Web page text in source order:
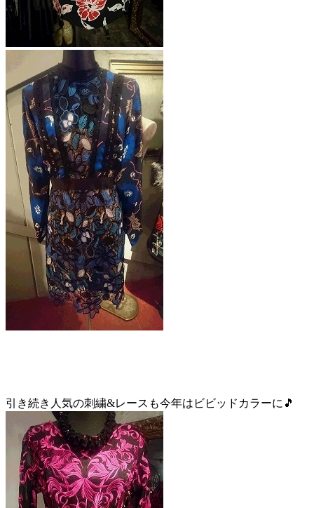
引き続き人気の刺繍&レースも今年はビビッドカラーに🎵